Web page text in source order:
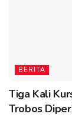
BERITA
Tiga Kali
Trobos